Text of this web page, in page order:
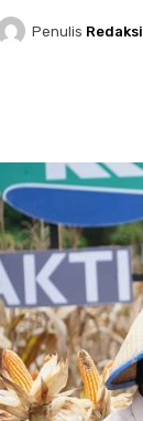
Penulis Redaksi